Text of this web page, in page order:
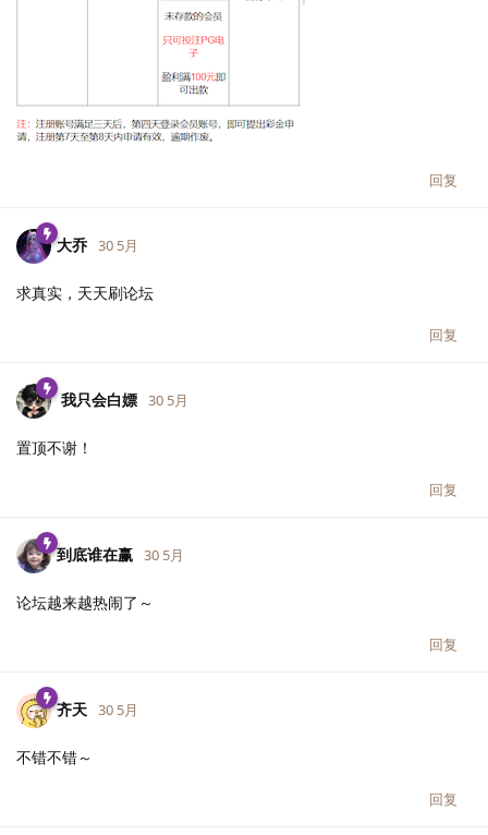
回复
大乔 30 5月
求真实，天天刷论坛
回复
我只会白嫖 30 5月
置顶不谢！
回复
到底谁在赢 30 5月
论坛越来越热闹了～
回复
齐天 30 5月
不错不错～
回复